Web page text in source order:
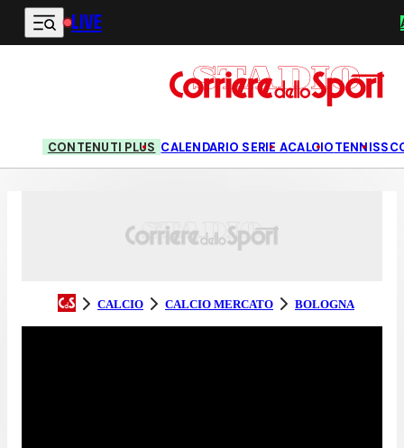
Vai al contenuto principale
LIVE
CONTENUTI PLUS CALENDARIO SERIE ACALCIOTENNIS
CALCIO CALCIO MERCATO BOLOGNA